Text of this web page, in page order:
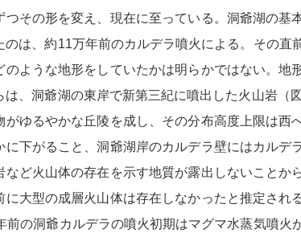
つその形を変え、現在に至っている。洞爺湖の基
のは、約11万年前のカルデラ噴火による。その直
のような地形をしていたかは明らかではない。地
は、洞爺湖の東岸で新第三紀に噴出した火山岩（
がゆるやかな丘陵を成し、その分布高度上限は西
に下がること、洞爺湖岸のカルデラ壁にはカルデ
など火山体の存在を示す地質が露出しないことか
に大型の成層火山体は存在しなかったと推定され
前の洞爺カルデラの噴火初期はマグマ水蒸気噴火